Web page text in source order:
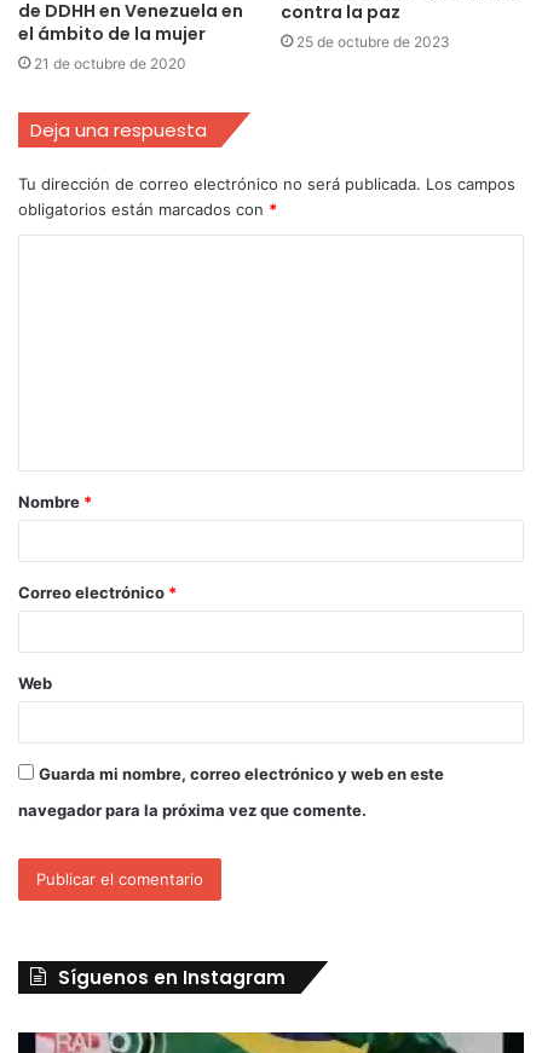
de DDHH en Venezuela en
el ámbito de la mujer
21 de octubre de 2020
contra la paz
25 de octubre de 2023
Deja una respuesta
Tu dirección de correo electrónico no será publicada. Los campos
obligatorios están marcados con *
Nombre *
Correo electrónico *
Web
Guarda mi nombre, correo electrónico y web en este
navegador para la próxima vez que comente.
Síguenos en Instagram